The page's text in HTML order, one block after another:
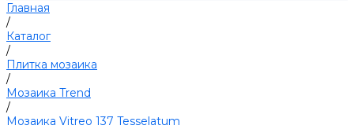
Главная
/
Каталог
/
Плитка мозаика
/
Мозаика Trend
/
Мозаика Vitreo 137 Tesselatum